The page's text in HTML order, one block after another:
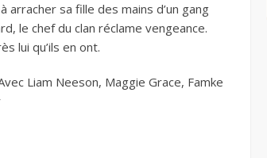
arracher sa fille des mains d’un gang
le chef du clan réclame vengeance.
lui qu’ils en ont.
Liam Neeson, Maggie Grace, Famke